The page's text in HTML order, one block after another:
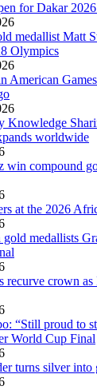
for Dakar
medallist Matt
Olympics
American
Knowledge
worldwide
win compound
at the 2026
medallists
recurve crown as
“Still proud to
World Cup Final
turns silver